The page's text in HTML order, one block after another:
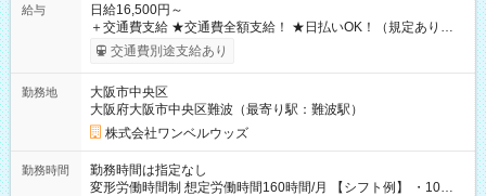
給与
日給16,500円～
＋交通費支給 ★交通費全額支給！ ★日払いOK！（規定あり） ┗
働いたその日に現金GET♪ お仕事後はコンビニATMから 日払
交通費別途支給あり
勤務地
大阪市中央区
大阪府大阪市中央区難波（最寄り駅：難波駅）
株式会社ワンベルウッズ
勤務時間
勤務時間は指定なし
変形労働時間制 想定労働時間160時間/月 【シフト例】 ・10：